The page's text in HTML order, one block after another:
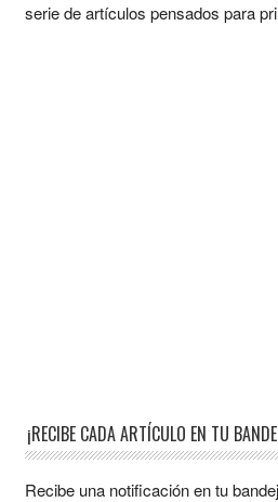
serie de artículos pensados para
¡RECIBE CADA ARTÍCULO EN TU
Recibe una notificación en tu